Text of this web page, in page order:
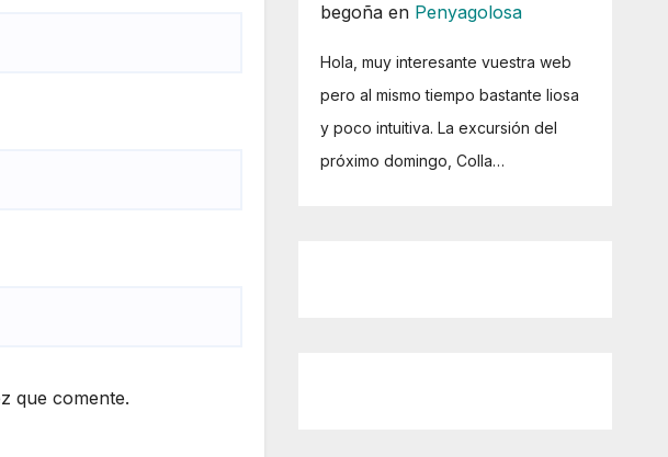
que comente.
begoñaen Penyagolosa
Hola, muy interesante vuestra web
pero al mismo tiempo bastante liosa
y poco intuitiva. La excursión del
próximo domingo, Colla…